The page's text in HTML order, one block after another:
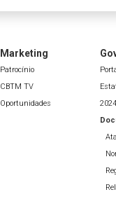
Marketing
Patrocínio
CBTM TV
Oportunidades
2024